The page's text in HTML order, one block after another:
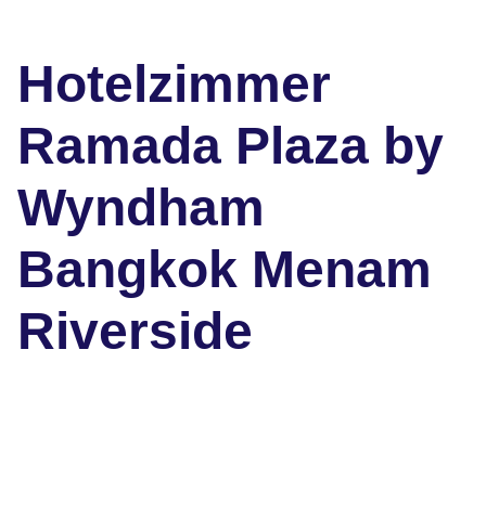
Hotelzimmer
Ramada Plaza by
Wyndham
Bangkok Menam
Riverside